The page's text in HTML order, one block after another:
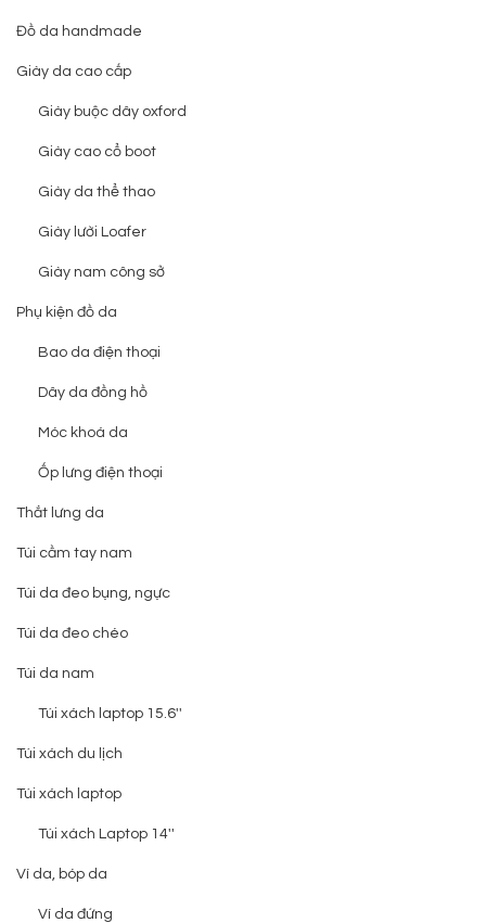
Đồ da handmade
Giày da cao cấp
Giày buộc dây oxford
Giày cao cổ boot
Giày da thể thao
Giày lười Loafer
Giày nam công sở
Phụ kiện đồ da
Bao da điện thoại
Dây da đồng hồ
Móc khoá da
Ốp lưng điện thoại
Thắt lưng da
Túi cầm tay nam
Túi da đeo bụng, ngực
Túi da đeo chéo
Túi da nam
Túi xách laptop 15.6''
Túi xách du lịch
Túi xách laptop
Túi xách Laptop 14''
Ví da, bóp da
Ví da đứng